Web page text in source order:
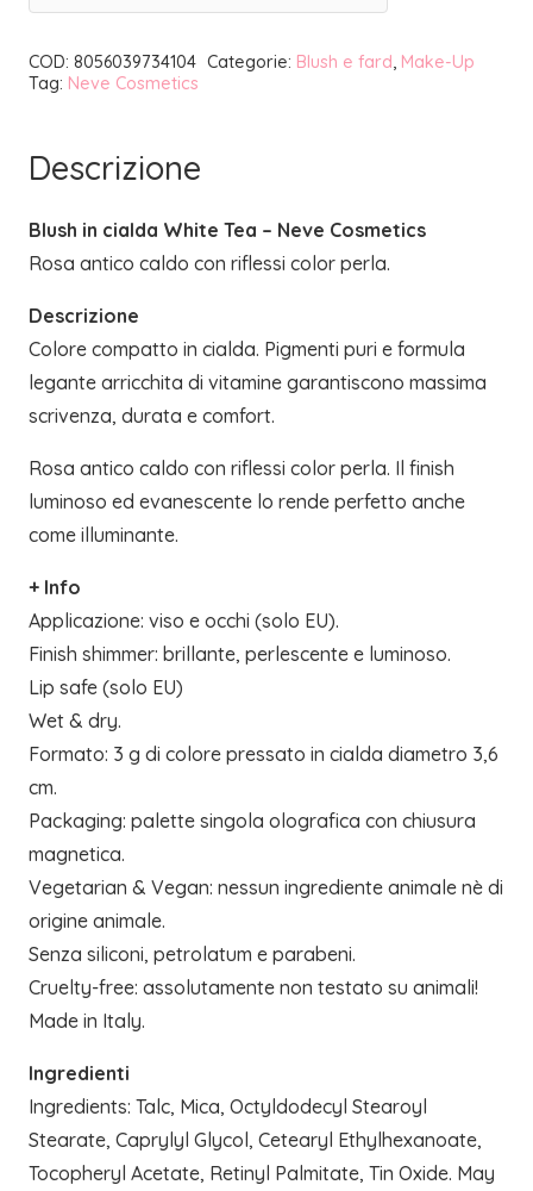
COSMETICS
quantità
COD: 8056039734104 Categorie: Blush e fard Make-Up
Tag: Neve Cosmetics
Descrizione
Blush in cialda White Tea – Neve Cosmetics
Rosa antico caldo con riflessi color perla.
Descrizione
Colore compatto in cialda. Pigmenti puri e formula
legante arricchita di vitamine garantiscono massima
scrivenza, durata e comfort.
Rosa antico caldo con riflessi color perla. Il finish
luminoso ed evanescente lo rende perfetto anche
come illuminante.
+ Info
Applicazione: viso e occhi (solo EU).
Finish shimmer: brillante, perlescente e luminoso.
Lip safe (solo EU)
Wet & dry.
Formato: 3 g di colore pressato in cialda diametro 3,6
cm.
Packaging: palette singola olografica con chiusura
magnetica.
Vegetarian & Vegan: nessun ingrediente animale nè di
origine animale.
Senza siliconi, petrolatum e parabeni.
Cruelty-free: assolutamente non testato su animali!
Made in Italy.
Ingredienti
Ingredients: Talc, Mica, Octyldodecyl Stearoyl
Stearate, Caprylyl Glycol, Cetearyl Ethylhexanoate,
Tocopheryl Acetate, Retinyl Palmitate, Tin Oxide. May